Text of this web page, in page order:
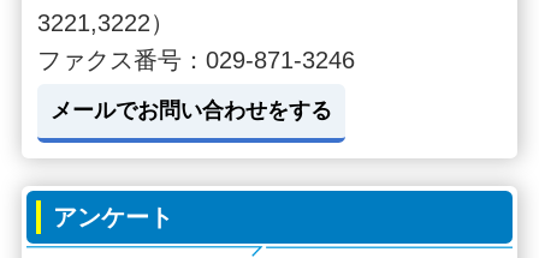
3221,3222）
ファクス番号：029-871-3246
メールでお問い合わせをする
アンケート